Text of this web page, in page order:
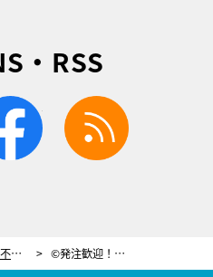
・RSS
facebook
河本準一、不眠不休の過酷ロケで崩壊寸前に…そこに“女神”登場！ ©発注歓迎！リベンジャーズ